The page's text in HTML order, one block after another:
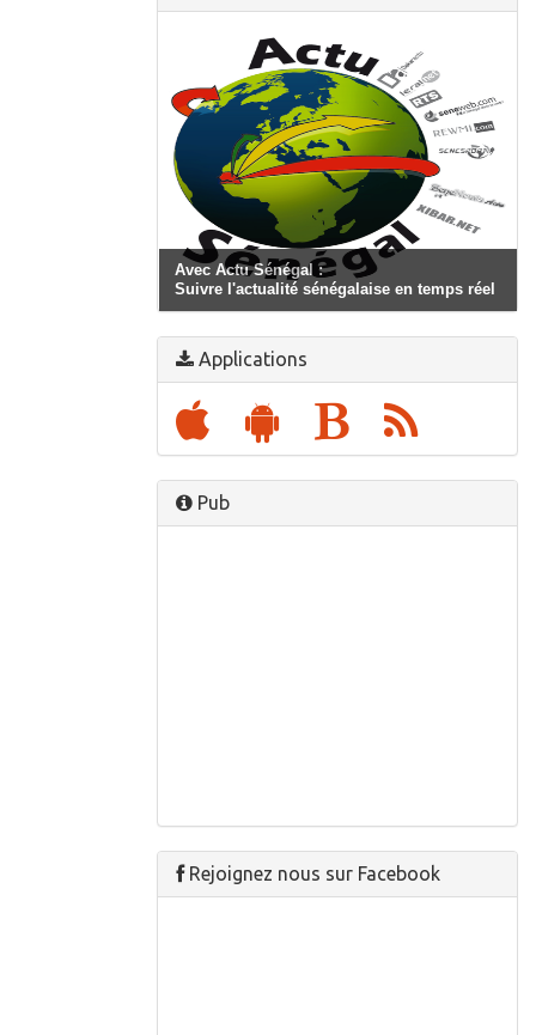
Avec Actu Sénégal :
Suivre l'actualité sénégalaise en temps réel
Applications
Pub
Rejoignez nous sur Facebook